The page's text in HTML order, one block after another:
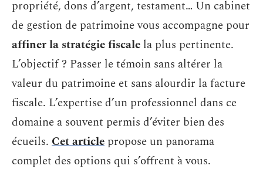
propriété, dons d’argent, testament… Un cabinet
de gestion de patrimoine vous accompagne pour
affiner la stratégie fiscale la plus pertinente.
L’objectif ? Passer le témoin sans altérer la
valeur du patrimoine et sans alourdir la facture
fiscale. L’expertise d’un professionnel dans ce
domaine a souvent permis d’éviter bien des
écueils. Cet article propose un panorama
complet des options qui s’offrent à vous.